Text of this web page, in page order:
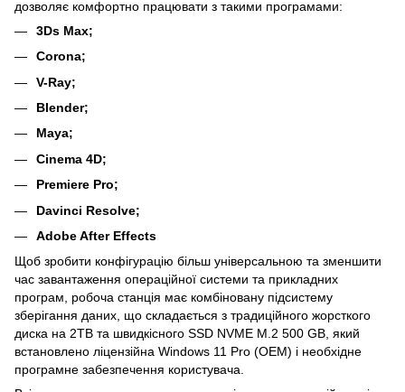
дозволяє комфортно працювати з такими програмами:
3Ds Max;
Corona;
V-Ray;
Blender;
Maya;
Cinema 4D;
Premiere Pro;
Davinci Resolve;
Adobe After Effects
Щоб зробити конфігурацію більш універсальною та зменшити
час завантаження операційної системи та прикладних
програм, робоча станція має комбіновану підсистему
зберігання даних, що складається з традиційного жорсткого
диска на 2TB та швидкісного SSD NVME M.2 500 GB, який
встановлено ліцензійна Windows 11 Pro (OEM) і необхідне
програмне забезпечення користувача.